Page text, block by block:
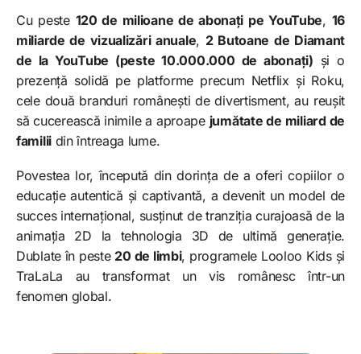
Cu peste 120 de milioane de abonați pe YouTube, 16
miliarde de vizualizări anuale, 2 Butoane de Diamant
de la YouTube (peste 10.000.000 de abonați) și o
prezență solidă pe platforme precum Netflix și Roku,
cele două branduri românești de divertisment, au reușit
să cucerească inimile a aproape jumătate de miliard de
familiidin întreaga lume.
Povestea lor, începută din dorința de a oferi copiilor o
educație autentică și captivantă, a devenit un model de
succes internațional, susținut de tranziția curajoasă de la
animația 2D la tehnologia 3D de ultimă generație.
Dublate în peste 20 de limbi, programele Looloo Kids și
TraLaLa au transformat un vis românesc într-un
fenomen global.